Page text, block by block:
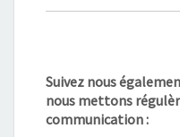
Suivez nous
nous mettons
communication :